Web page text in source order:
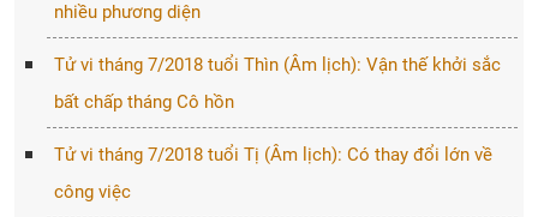
nhiều phương diện
Tử vi tháng 7/2018 tuổi Thìn (Âm lịch): Vận thế khởi sắc
bất chấp tháng Cô hồn
Tử vi tháng 7/2018 tuổi Tị (Âm lịch): Có thay đổi lớn về
công việc